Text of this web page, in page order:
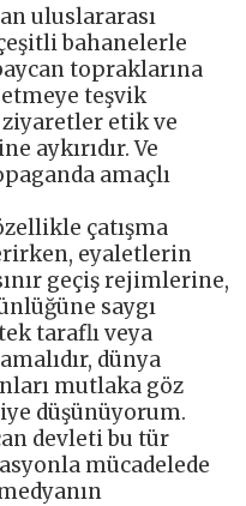
uluslararası
bahanelerle
topraklarına
etmeye teşvik
ziyaretler etik ve
aykırıdır. Ve
amaçlı
çatışma
eyaletlerin
geçiş rejimlerine,
saygı
taraflı veya
dünya
mutlaka göz
düşünüyorum.
devleti bu tür
mücadelede